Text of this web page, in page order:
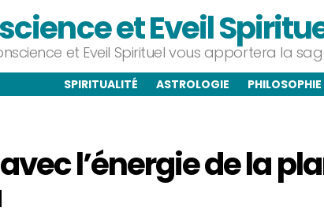
et Eveil
et Eveil Spirituel vous apportera la
SPIRITUALITÉ ASTROLOGIE PHILOSOPHIE
l’énergie de la